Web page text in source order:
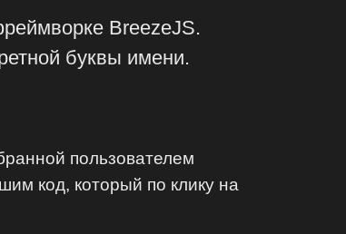
BreezeJS.
буквы имени.
пользователем
код, который по клику на